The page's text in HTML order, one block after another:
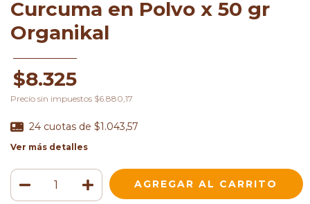
Curcuma en Polvo x 50 gr
Organikal
$8.325
Precio sin impuestos $6.880,17
24 cuotas de $1.043,57
Ver más detalles